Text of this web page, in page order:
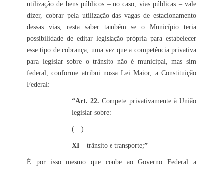
utilização de bens públicos – no caso, vias públicas – vale
dizer, cobrar pela utilização das vagas de estacionamento
dessas vias, resta saber também se o Município teria
possibilidade de editar legislação própria para estabelecer
esse tipo de cobrança, uma vez que a competência privativa
para legislar sobre o trânsito não é municipal, mas sim
federal, conforme atribui nossa Lei Maior, a Constituição
Federal:
“Art. 22. Compete privativamente à União
legislar sobre:
(…)
XI – trânsito e transporte;”
É por isso mesmo que coube ao Governo Federal a